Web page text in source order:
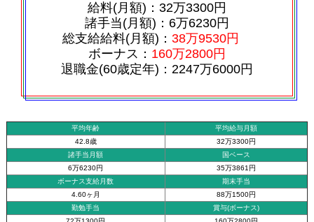
給料(月額)：32万3300円
諸手当(月額)：6万6230円
総支給給料(月額)： 38万9530円
ボーナス： 160万2800円
退職金(60歳定年)：2247万6000円
平均年齢
平均給与月額
42.8歳
32万3300円
諸手当月額
国ベース
6万6230円
35万3861円
ボーナス支給月数
期末手当
4.60ヶ月
88万1500円
勤勉手当
賞与(ボーナス)